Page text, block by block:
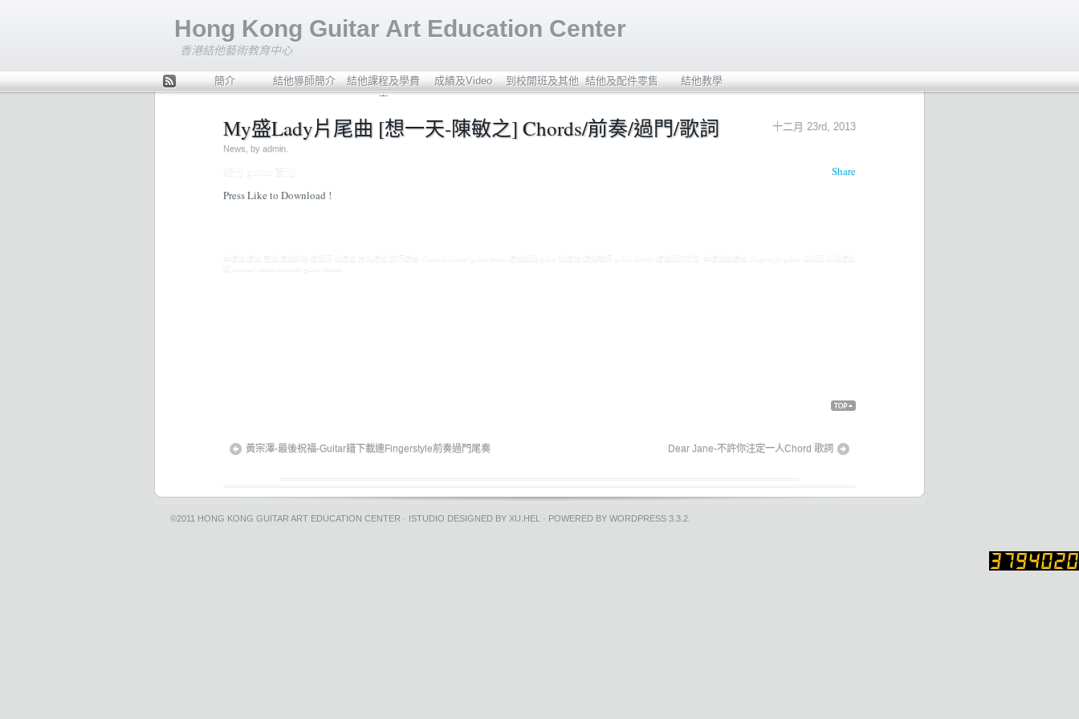
Hong Kong Guitar Art Education Center
香港結他藝術教育中心
簡介 結他導師簡介
結他課程及學費
表
成績及Video 到校開班及其他 結他及配件零售 結他教學
十二月 23rd, 2013
My盛Lady片尾曲 [想一天-陳敏之] Chords/前奏/過門/歌詞
News , by admin.
Share
結他 guitar 吉他
Press Like to Download !
學結他 結他 吉他 結他教學 結他班 電結他 古典結他 流行結他 Classical Guitar guitar lesson 結他課程 guitar 教結他 結他老師 guitar chords 結他和弦指法 學結他送結他 Fingerstyle guitar 暑期班 暑期結他
黃宗澤-最後祝福-Guitar譜下載連Fingerstyle前奏過門尾奏 Dear Jane-不許你注定一人Chord 歌詞
©2011 HONG KONG GUITAR ART EDUCATION CENTER · ISTUDIO DESIGNED BY XU.HEL · POWERED BY WORDPRESS 3.3.2